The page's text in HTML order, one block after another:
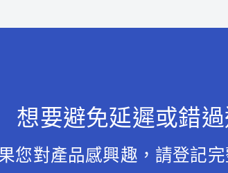
想要避免延遲或錯過
您對產品感興趣，請登記完